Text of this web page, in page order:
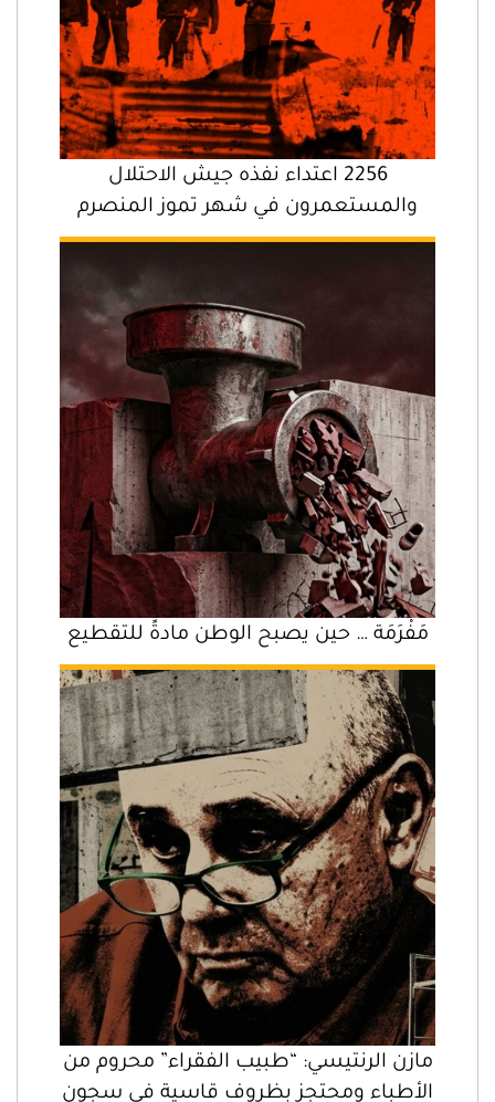
2256 اعتداء نفذه جيش الاحتلال
والمستعمرون في شهر تموز المنصرم
مَفْرَمَة … حين يصبح الوطن مادةً للتقطيع
مازن الرنتيسي: “طبيب الفقراء” محروم من
الأطباء ومحتجز بظروف قاسية في سجون